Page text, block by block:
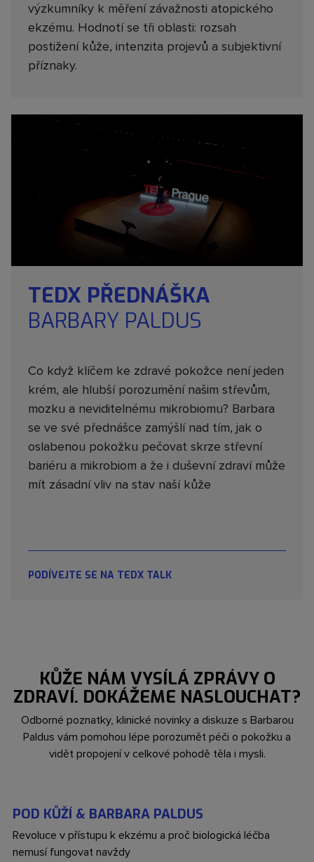
výzkumníky k měření závažnosti atopického
ekzému. Hodnotí se tři oblasti: rozsah
postižení kůže, intenzita projevů a subjektivní
příznaky.
TEDX PŘEDNÁŠKA
BARBARY PALDUS
Co když klíčem ke zdravé pokožce není jeden
krém, ale hlubší porozumění našim střevům,
mozku a neviditelnému mikrobiomu? Barbara
se ve své přednášce zamýšlí nad tím, jak o
oslabenou pokožku pečovat skrze střevní
bariéru a mikrobiom a že i duševní zdraví může
mít zásadní vliv na stav naší kůže
PODÍVEJTE SE NA TEDX TALK
KŮŽE NÁM VYSÍLÁ ZPRÁVY O
ZDRAVÍ. DOKÁŽEME NASLOUCHAT?
Odborné poznatky, klinické novinky a diskuze s Barbarou
Paldus vám pomohou lépe porozumět péči o pokožku a
vidět propojení v celkové pohodě těla i mysli.
POD KŮŽÍ & BARBARA PALDUS
Revoluce v přístupu k ekzému a proč biologická léčba
nemusí fungovat navždy